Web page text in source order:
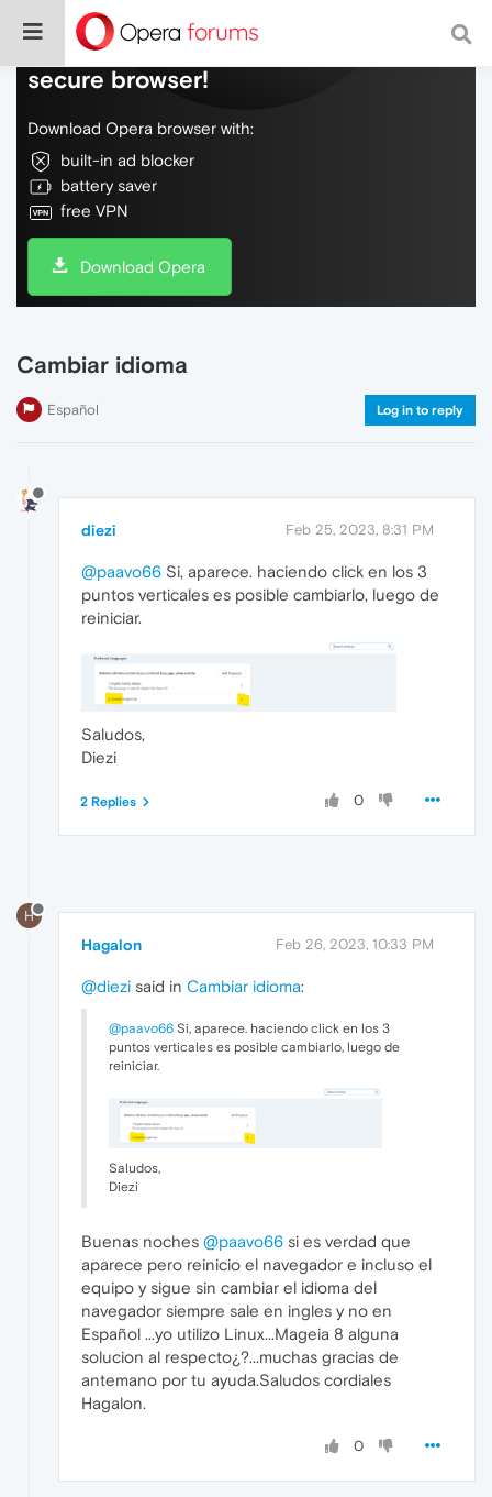
Do more on the web, with a fast and
secure browser!
Download Opera browser with:
built-in ad blocker
battery saver
free VPN
Download Opera
Cambiar idioma
Español Log in to reply
diezi Feb 25, 2023, 8:31 PM
@paavo66 Si, aparece. haciendo click en los 3
puntos verticales es posible cambiarlo, luego de
reiniciar.
Saludos,
Diezi
0
2 Replies
H
Hagalon Feb 26, 2023, 10:33 PM
@diezi said in Cambiar idioma:
@paavo66 Si, aparece. haciendo click en los 3
puntos verticales es posible cambiarlo, luego de
reiniciar.
Saludos,
Diezi
Buenas noches @paavo66 si es verdad que
aparece pero reinicio el navegador e incluso el
equipo y sigue sin cambiar el idioma del
navegador siempre sale en ingles y no en
Español ...yo utilizo Linux...Mageia 8 alguna
solucion al respecto¿?...muchas gracias de
antemano por tu ayuda.Saludos cordiales
Hagalon.
0